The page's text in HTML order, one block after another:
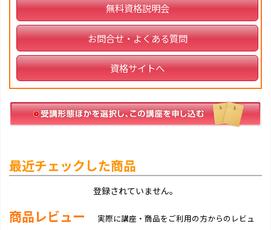
無料資格説明会
お問合せ・よくある質問
資格サイトへ
最近チェックした商品
登録されていません。
商品レビュー
実際に講座・商品をご利用の方からのレビュ